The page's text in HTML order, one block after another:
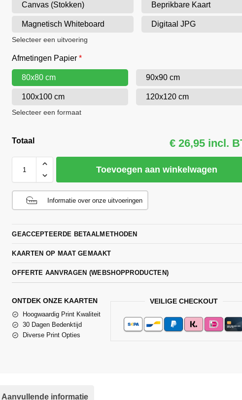
Canvas (Stokken) Beprikbare Kaart
Magnetisch Whiteboard Digitaal JPG
Selecteer een uitvoering
Afmetingen Papier *
80x80 cm 90x90 cm
100x100 cm 120x120 cm
Selecteer een formaat
Totaal € 26,95 incl.
Toevoegen aan winkelwagen
Informatie over onze uitvoeringen
GEACCEPTEERDE BETAALMETHODEN
KAARTEN OP MAAT GEMAAKT
OFFERTE AANVRAGEN (WEBSHOPPRODUCTEN)
ONTDEK ONZE KAARTEN
Hoogwaardig Print Kwaliteit
30 Dagen Bedenktijd
Diverse Print Opties
VEILIGE CHECKOUT
Aanvullende informatie